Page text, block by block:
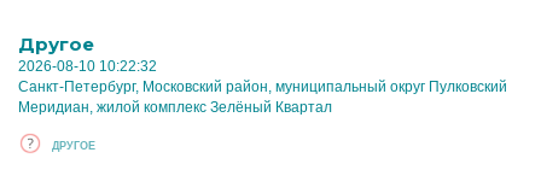
Другое
2026-08-10 10:22:32
Санкт-Петербург, Московский район, муниципальный округ Пулковский
Меридиан, жилой комплекс Зелёный Квартал
ДРУГОЕ